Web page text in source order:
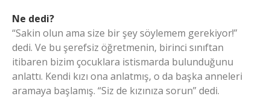
Ne dedi?
“Sakin olun ama size bir şey söylemem gerekiyor!”
dedi. Ve bu şerefsiz öğretmenin, birinci sınıftan
itibaren bizim çocuklara istismarda bulunduğunu
anlattı. Kendi kızı ona anlatmış, o da başka anneleri
aramaya başlamış. “Siz de kızınıza sorun” dedi.